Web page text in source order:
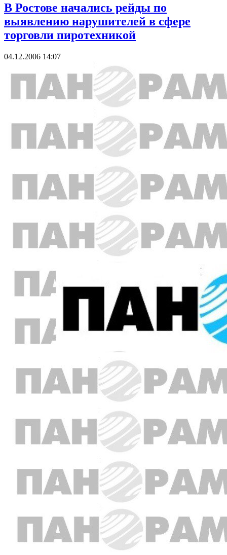
В Ростове начались рейды по
выявлению нарушителей в сфере
торговли пиротехникой
04.12.2006 14:07